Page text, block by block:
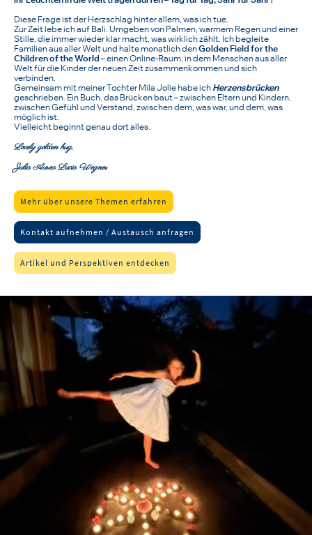
Diese Frage ist der Herzschlag hinter allem, was ich tue.
Zur Zeit lebe ich auf Bali. Umgeben von Palmen, warmem Regen und einer
Stille, die immer wieder klar macht, was wirklich zählt. Ich begleite
Familien aus aller Welt und halte monatlich denGolden Field for the
Children of the World– einen Online-Raum, in dem Menschen aus aller
Welt für die Kinder der neuen Zeit zusammenkommen und sich
verbinden.
Gemeinsam mit meiner Tochter Mila Jolie habe ich Herzensbrücken
geschrieben. Ein Buch, das Brücken baut – zwischen Eltern und Kindern,
zwischen Gefühl und Verstand, zwischen dem, was war, und dem, was
möglich ist.
Vielleicht beginnt genau dort alles.
Lovely golden hug,
Julia Aurea Lucia Wegner
Mehr über unsere Themen erfahren
Kontakt aufnehmen / Austausch anfragen
Artikel und Perspektiven entdecken